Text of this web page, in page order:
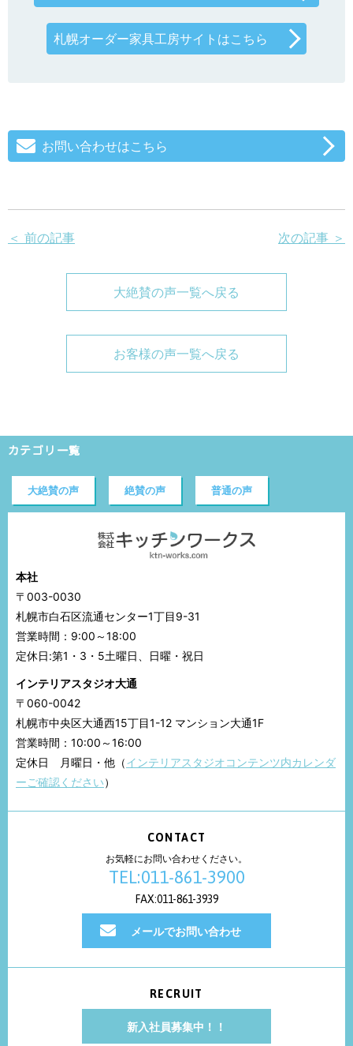
札幌オーダー家具工房サイトはこちら
お問い合わせはこちら
＜ 前の記事 次の記事 ＞
大絶賛の声一覧へ戻る
お客様の声一覧へ戻る
カテゴリ一覧
大絶賛の声 絶賛の声 普通の声
本社
〒003-0030
札幌市白石区流通センター1丁目9-31
営業時間：9:00～18:00
定休日:第1・3・5土曜日、日曜・祝日
インテリアスタジオ大通
〒060-0042
札幌市中央区大通西15丁目1-12 マンション大通1F
営業時間：10:00～16:00
定休日 月曜日・他（インテリアスタジオコンテンツ内カレンダ
ーご確認ください）
CONTACT
お気軽にお問い合わせください。
TEL:011-861-3900
FAX:011-861-3939
メールでお問い合わせ
RECRUIT
新入社員募集中！！